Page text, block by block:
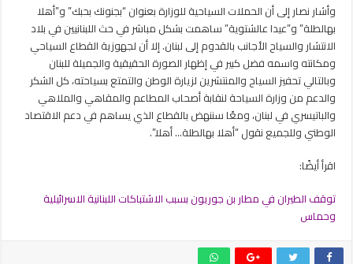
وأشار نصار إلى أن الحملات السياحية للوزارة بعنوان “بجنونك بحبك” و”أهلا
بهالطلة” و”عيدا عالشتوية” ساهمت بشكل مباشر في حث اللبنانيين في بلاد
الانتشار والسياح الأجانب بالقدوم إلى لبنان. إلا أن لجهوزية القطاع السياحي
ومكانته واسمه فضل كبير في إظهار الصورة الحقيقية والجميلة للبنان
وبالتالي تحفيز السياح والمنتشرين لزيارة الوطن والتمتع بسياحته، كل الشكر
والدعم من وزارة السياحة لنقابة أصحاب المطاعم والمقاهي والملاهي
والباتيسري في لبنان، ومعًا سننهض بالقطاع الذي يساهم في دعم الاقتصاد
الوطني وللجميع نقول “أهلا بهالطلة… أهلا”.
اقرأ أيضًا:
توقف الطيران في مطار بن جوريون بسبب الاشتباكات اللبنانية الاسرائيلية
وحماس